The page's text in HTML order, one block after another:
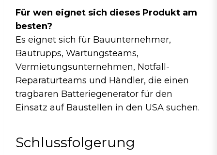
Für wen eignet sich dieses Produkt am
besten?
Es eignet sich für Bauunternehmer,
Bautrupps, Wartungsteams,
Vermietungsunternehmen, Notfall-
Reparaturteams und Händler, die einen
tragbaren Batteriegenerator für den
Einsatz auf Baustellen in den USA suchen.
Schlussfolgerung